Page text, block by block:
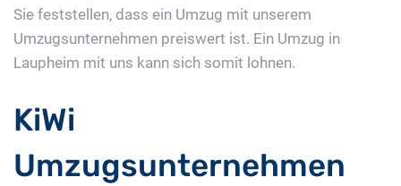
Sie feststellen, dass ein Umzug mit unserem
Umzugsunternehmen preiswert ist. Ein Umzug in
Laupheim mit uns kann sich somit lohnen.
KiWi
Umzugsunternehmen